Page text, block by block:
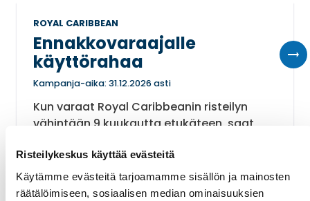
Risteilykeskus käyttää evästeitä
Käytämme evästeitä tarjoamamme sisällön ja mainosten
räätälöimiseen, sosiaalisen median ominaisuuksien
ROYAL CARIBBEAN
Ennakkovaraajalle
käyttörahaa
Kampanja-aika: 31.12.2026 asti
Kun varaat Royal Caribbeanin risteilyn
vähintään 9 kuukautta etukäteen, saat